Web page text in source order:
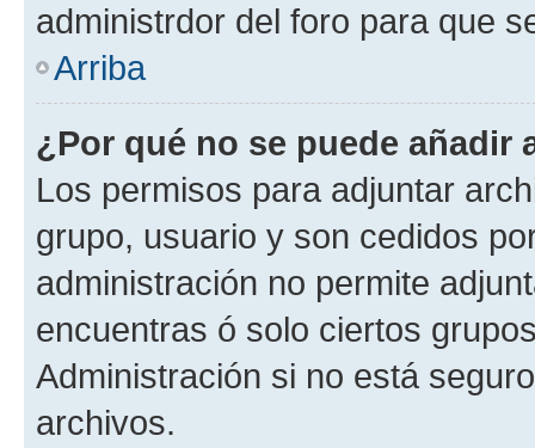
administrdor del foro para que
Arriba
¿Por qué no se puede añadir
Los permisos para adjuntar
grupo, usuario y son cedidos
administración no permite
encuentras ó solo ciertos
Administración si no está
archivos.